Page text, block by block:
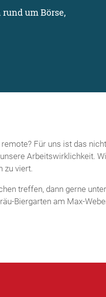
um Börse,
Für uns ist das
Arbeitswirklichkeit.
zu viert.
treffen, dann gerne
Biergarten am Max-